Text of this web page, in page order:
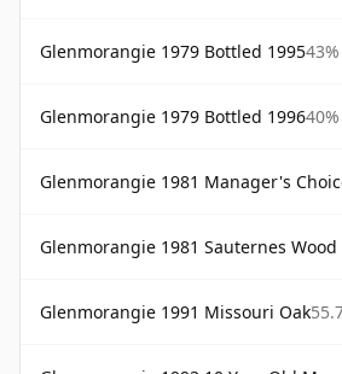
Glenmorangie 1979 Bottled 199543%
Glenmorangie 1979 Bottled 199640%
Glenmorangie 1981 Manager's
Glenmorangie 1981 Sauternes Wood
Glenmorangie 1991 Missouri Oak